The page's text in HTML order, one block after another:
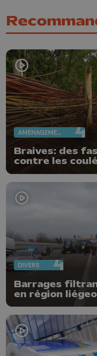
AMÉNAGEMENT DU TERRITOIRE
Braives: des
contre les
DIVERS
Barrages
en région